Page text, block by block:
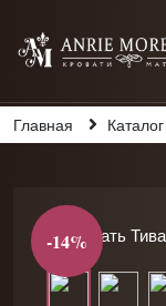
Главная Каталог
-14%